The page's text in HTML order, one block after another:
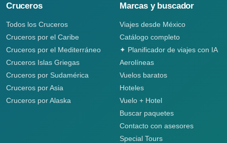
Cruceros
Todos los Cruceros
Cruceros por el Caribe
Cruceros por el Mediterráneo
Cruceros Islas Griegas
Cruceros por Sudamérica
Cruceros por Asia
Cruceros por Alaska
Marcas y buscador
Viajes desde México
Catálogo completo
✦ Planificador de viajes con IA
Aerolíneas
Vuelos baratos
Hoteles
Vuelo + Hotel
Buscar paquetes
Contacto con asesores
Special Tours